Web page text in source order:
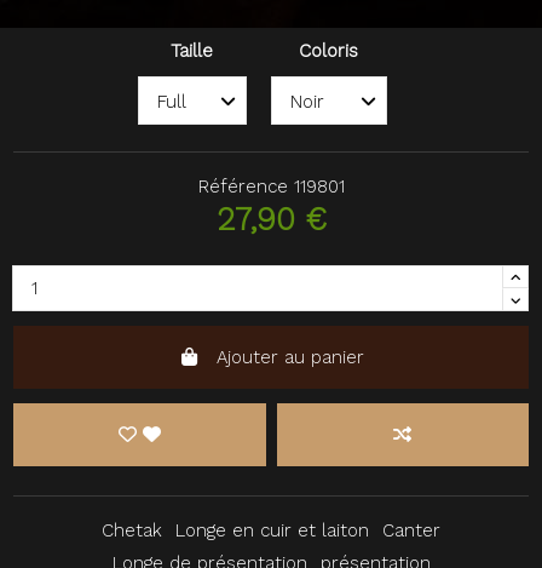
Taille Coloris
Référence 119801
27,90 €
Ajouter au panier
Chetak Longe en cuir et laiton
Canter
Longe de présentation
présentation